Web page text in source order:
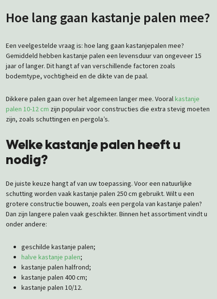
Hoe lang gaan kastanje palen mee?
Een veelgestelde vraag is: hoe lang gaan kastanjepalen mee?
Gemiddeld hebben kastanje palen een levensduur van ongeveer 15
jaar of langer. Dit hangt af van verschillende factoren zoals
bodemtype, vochtigheid en de dikte van de paal.
Dikkere palen gaan over het algemeen langer mee. Vooralkastanje
palen 10-12 cm zijn populair voor constructies die extra stevig moeten
zijn, zoals schuttingen en pergola’s.
Welke kastanje palen heeft u
nodig?
De juiste keuze hangt af van uw toepassing. Voor een natuurlijke
schutting worden vaak kastanje palen 250 cm gebruikt. Wilt u een
grotere constructie bouwen, zoals een pergola van kastanje palen?
Dan zijn langere palen vaak geschikter. Binnen het assortiment vindt u
onder andere:
geschilde kastanje palen;
halve kastanje palen;
kastanje palen halfrond;
kastanje palen 400 cm;
kastanje palen 10/12.